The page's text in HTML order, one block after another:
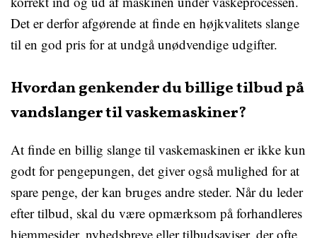
Det er derfor afgørende at finde en højkvalitets slange
til en god pris for at undgå unødvendige udgifter.
Hvordan genkender du billige tilbud på
vandslanger til vaskemaskiner?
At finde en billig slange til vaskemaskinen er ikke kun
godt for pengepungen, det giver også mulighed for at
spare penge, der kan bruges andre steder. Når du leder
efter tilbud, skal du være opmærksom på forhandleres
hjemmesider, nyhedsbreve eller tilbudsaviser, der ofte